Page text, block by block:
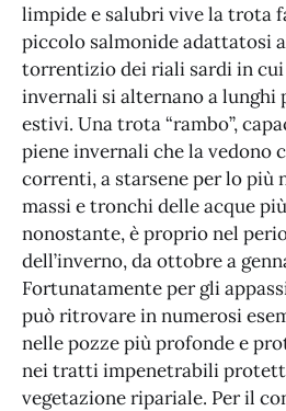
limpide e salubri vive la trota
piccolo salmonide adattatosi
torrentizio dei riali sardi in
invernali si alternano a lunghi
estivi. Una trota “rambo”,
piene invernali che la vedono
correnti, a starsene per lo più
massi e tronchi delle acque
nonostante, è proprio nel
dell’inverno, da ottobre a
Fortunatamente per gli
può ritrovare in numerosi
nelle pozze più profonde e
nei tratti impenetrabili
vegetazione ripariale. Per il